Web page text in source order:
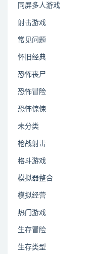
同屏多人游戏
射击游戏
常见问题
怀旧经典
恐怖丧尸
恐怖冒险
恐怖惊悚
未分类
枪战射击
格斗游戏
模拟器整合
模拟经营
热门游戏
生存冒险
生存类型